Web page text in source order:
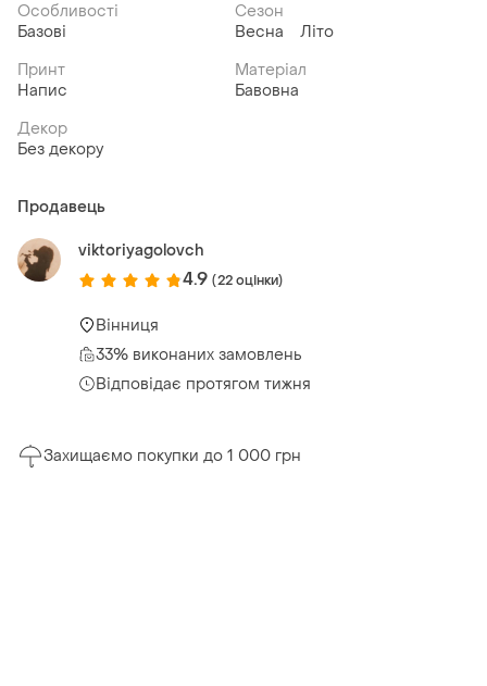
Особливості
Базові
Сезон
Весна
Літо
Принт
Напис
Матеріал
Бавовна
Декор
Без декору
Продавець
viktoriyagolovch
4.9 (22 оцінки)
Вінниця
33% виконаних замовлень
Відповідає протягом тижня
Захищаємо покупки до 1 000 грн